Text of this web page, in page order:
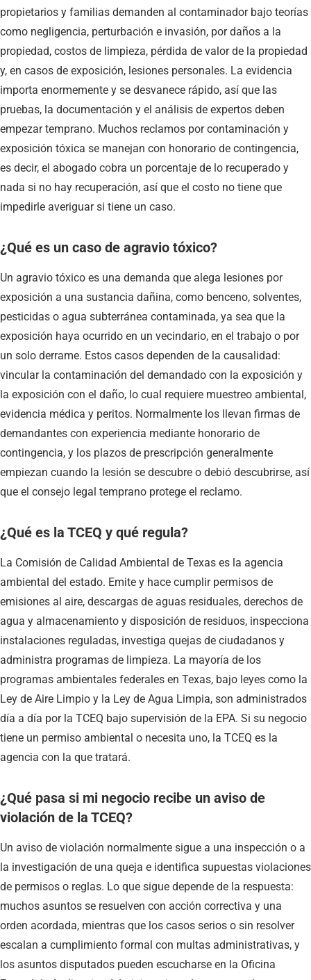
propietarios y familias demanden al contaminador bajo teorías
como negligencia, perturbación e invasión, por daños a la
propiedad, costos de limpieza, pérdida de valor de la propiedad
y, en casos de exposición, lesiones personales. La evidencia
importa enormemente y se desvanece rápido, así que las
pruebas, la documentación y el análisis de expertos deben
empezar temprano. Muchos reclamos por contaminación y
exposición tóxica se manejan con honorario de contingencia,
es decir, el abogado cobra un porcentaje de lo recuperado y
nada si no hay recuperación, así que el costo no tiene que
impedirle averiguar si tiene un caso.
¿Qué es un caso de agravio tóxico?
Un agravio tóxico es una demanda que alega lesiones por
exposición a una sustancia dañina, como benceno, solventes,
pesticidas o agua subterránea contaminada, ya sea que la
exposición haya ocurrido en un vecindario, en el trabajo o por
un solo derrame. Estos casos dependen de la causalidad:
vincular la contaminación del demandado con la exposición y
la exposición con el daño, lo cual requiere muestreo ambiental,
evidencia médica y peritos. Normalmente los llevan firmas de
demandantes con experiencia mediante honorario de
contingencia, y los plazos de prescripción generalmente
empiezan cuando la lesión se descubre o debió descubrirse, así
que el consejo legal temprano protege el reclamo.
¿Qué es la TCEQ y qué regula?
La Comisión de Calidad Ambiental de Texas es la agencia
ambiental del estado. Emite y hace cumplir permisos de
emisiones al aire, descargas de aguas residuales, derechos de
agua y almacenamiento y disposición de residuos, inspecciona
instalaciones reguladas, investiga quejas de ciudadanos y
administra programas de limpieza. La mayoría de los
programas ambientales federales en Texas, bajo leyes como la
Ley de Aire Limpio y la Ley de Agua Limpia, son administrados
día a día por la TCEQ bajo supervisión de la EPA. Si su negocio
tiene un permiso ambiental o necesita uno, la TCEQ es la
agencia con la que tratará.
¿Qué pasa si mi negocio recibe un aviso de
violación de la TCEQ?
Un aviso de violación normalmente sigue a una inspección o a
la investigación de una queja e identifica supuestas violaciones
de permisos o reglas. Lo que sigue depende de la respuesta:
muchos asuntos se resuelven con acción correctiva y una
orden acordada, mientras que los casos serios o sin resolver
escalan a cumplimiento formal con multas administrativas, y
los asuntos disputados pueden escucharse en la Oficina